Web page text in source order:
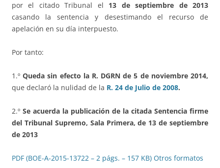
por el citado Tribunal el 13 de septiembre de 2013
casando la sentencia y desestimando el recurso de
apelación en su día interpuesto.
Por tanto:
1.ºQueda sin efecto la R. DGRN de 5 de noviembre 2014,
que declaró la nulidad de la R. 24 de Julio de 2008.
2.º Se acuerda la publicación de la citada Sentencia firme
del Tribunal Supremo, Sala Primera, de 13 de septiembre
de 2013
PDF (BOE-A-2015-13722 – 2 págs. – 157 KB) Otros formatos